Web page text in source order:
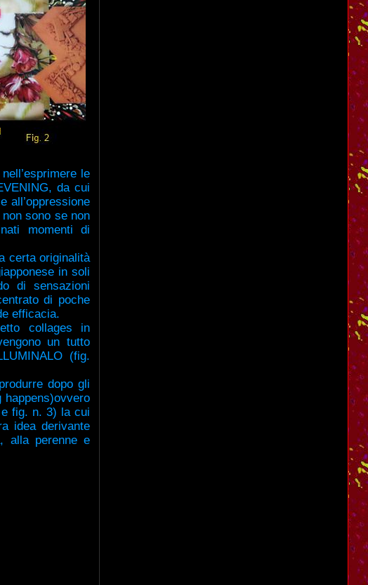
le
da cui
all’oppressione
sono se non
momenti di
certa originalità
in soli
di sensazioni
di poche
efficacia.
collages in
un tutto
(fig.
dopo gli
happens)ovvero
e fig. n. 3) la cui
idea derivante
alla perenne e